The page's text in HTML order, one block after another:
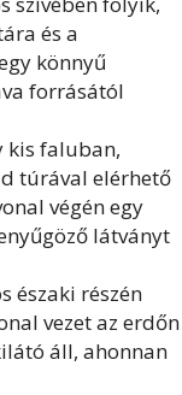
és a
könnyű
forrásától
kis faluban,
túrával elérhető
végén egy
látványt
északi részén
vezet az erdőn
áll, ahonnan